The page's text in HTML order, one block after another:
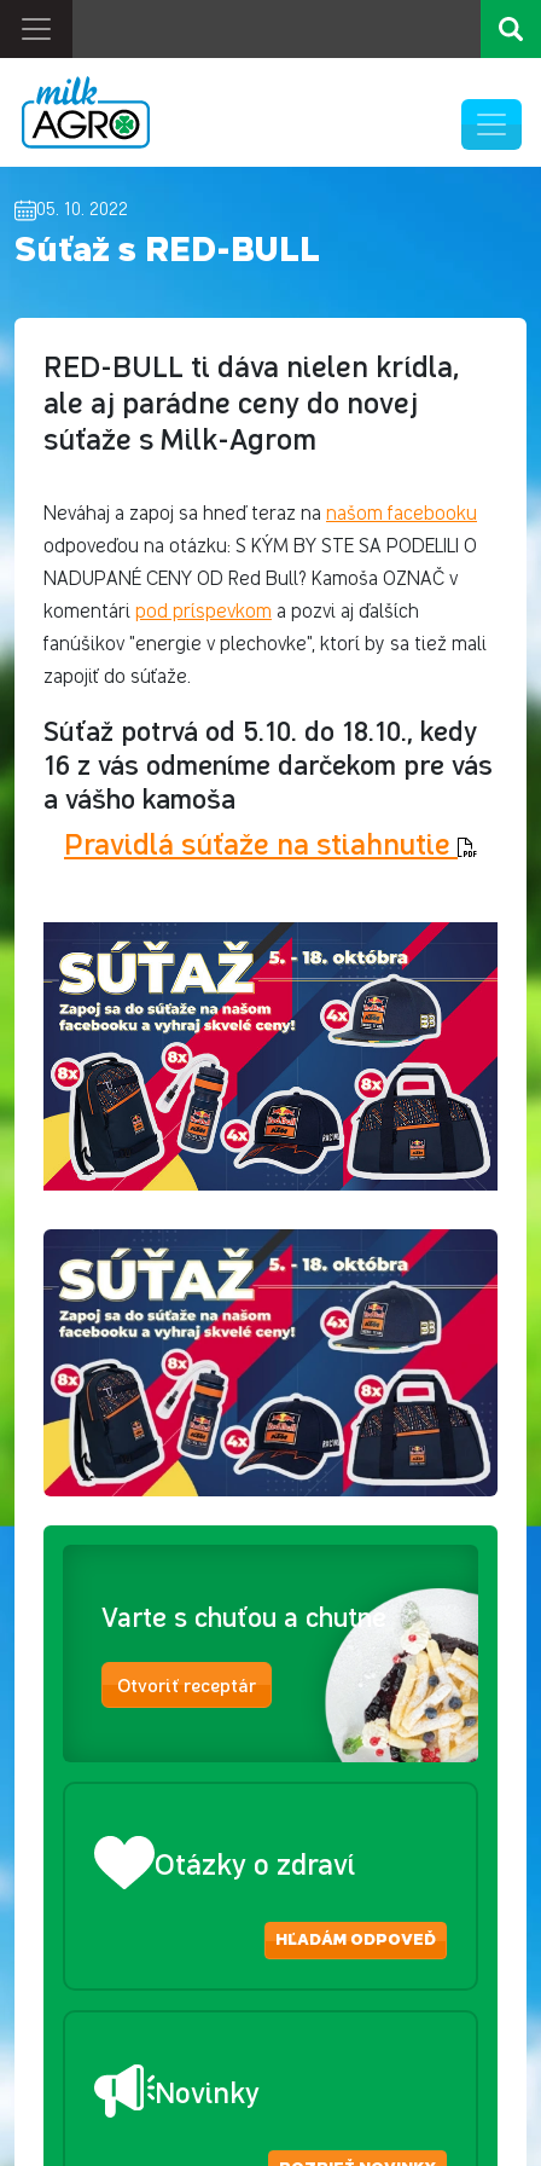
05. 10. 2022
Súťaž s RED-BULL
RED-BULL ti dáva nielen krídla,
ale aj parádne ceny do novej
súťaže s Milk-Agrom
Neváhaj a zapoj sa hneď teraz na našom facebooku
odpoveďou na otázku: S KÝM BY STE SA PODELILI O
NADUPANÉ CENY OD Red Bull? Kamoša OZNAČ v
komentári pod príspevkom a pozvi aj ďalších
fanúšikov "energie v plechovke", ktorí by sa tiež mali
zapojiť do súťaže.
Súťaž potrvá od 5.10. do 18.10., kedy
16 z vás odmeníme darčekom pre vás
a vášho kamoša
Pravidlá súťaže na stiahnutie
Varte s chuťou a chutne
Otvoriť receptár
Otázky o zdraví
HĽADÁM ODPOVEĎ
Novinky